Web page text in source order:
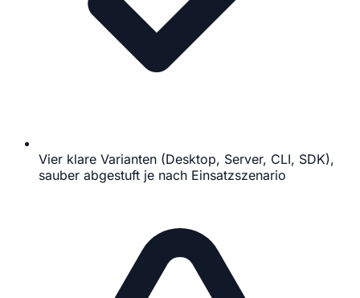
Vier klare Varianten (Desktop, Server, CLI, SDK),
sauber abgestuft je nach Einsatzszenario